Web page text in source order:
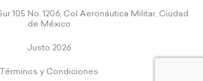
105 No. 1206, Col Aeronáutica Militar, Ciudad
de México
Justo 2026
Términos y Condiciones